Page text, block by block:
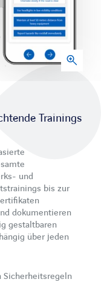
Trainings
und
bis zur
dokumentieren
gestaltbaren
über jeden
Sicherheitsregeln